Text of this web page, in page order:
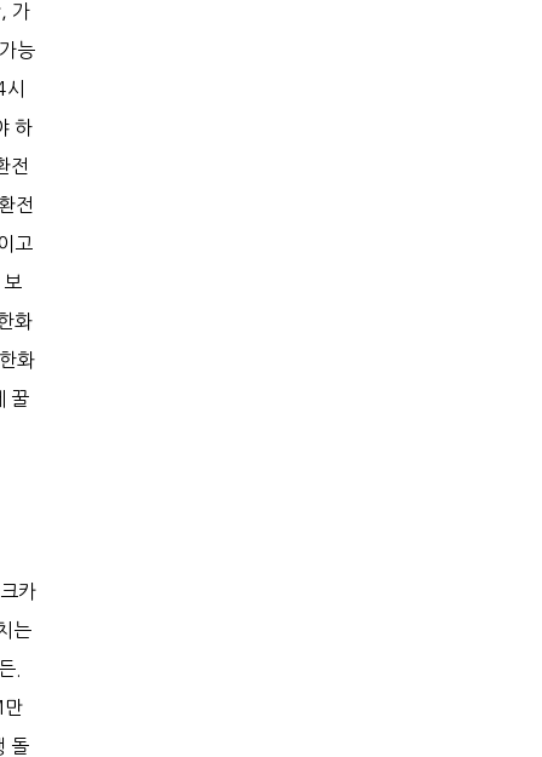
가
능
하
전
전
고
화
화
꿀
카
는
.
만
돌